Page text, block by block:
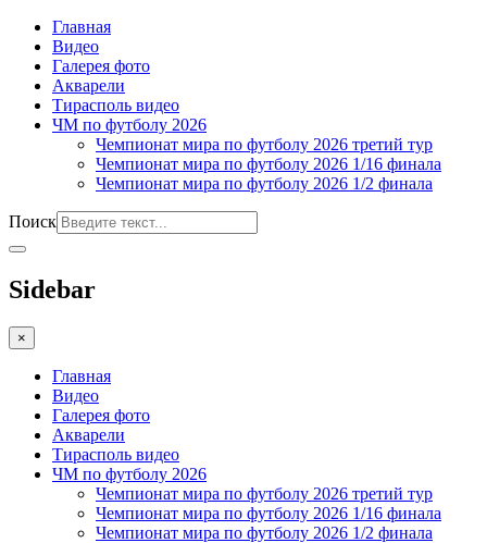
Главная
Видео
Галерея фото
Акварели
Тирасполь видео
ЧМ по футболу 2026
Чемпионат мира по футболу 2026 третий тур
Чемпионат мира по футболу 2026 1/16 финала
Чемпионат мира по футболу 2026 1/2 финала
Поиск
Sidebar
×
Главная
Видео
Галерея фото
Акварели
Тирасполь видео
ЧМ по футболу 2026
Чемпионат мира по футболу 2026 третий тур
Чемпионат мира по футболу 2026 1/16 финала
Чемпионат мира по футболу 2026 1/2 финала